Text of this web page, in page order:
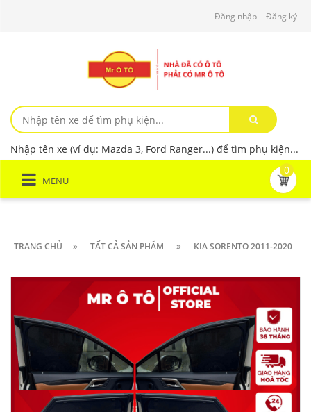
Đăng nhập Đăng ký
Nhập tên xe (ví dụ: Mazda 3, Ford Ranger...) để tìm phụ kiện...
MENU
0
TRANG CHỦ TẤT CẢ SẢN PHẨM KIA SORENTO 2011-2020